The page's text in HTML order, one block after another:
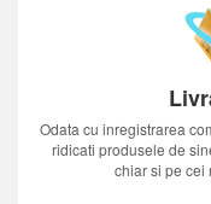
Odata cu inregistrarea
ridicati produsele de
chiar si pe cei